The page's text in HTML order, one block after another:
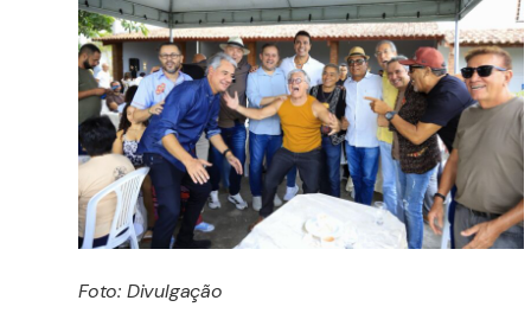
Foto: Divulgação